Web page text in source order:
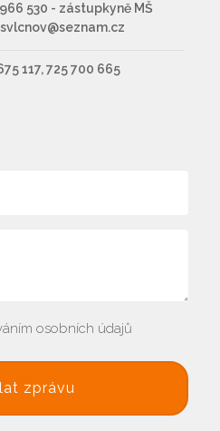
530 - zástupkyně MŠ
117, 725 700 665
osobních údajů